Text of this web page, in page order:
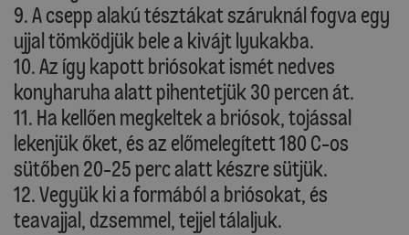
9. A csepp alakú tésztákat száruknál fogva egy
ujjal tömködjük bele a kivájt lyukakba.
10. Az így kapott briósokat ismét nedves
konyharuha alatt pihentetjük 30 percen át.
11. Ha kellően megkeltek a briósok, tojással
lekenjük őket, és az előmelegített 180 C-os
sütőben 20-25 perc alatt készre sütjük.
12. Vegyük ki a formából a briósokat, és
teavajjal, dzsemmel, tejjel tálaljuk.